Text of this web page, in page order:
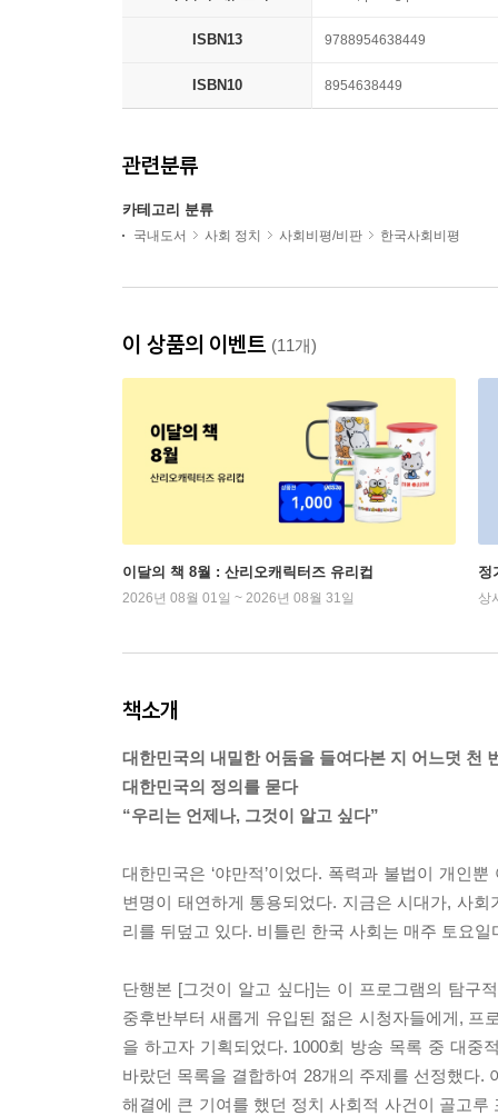
ISBN13 9788954638449
ISBN10 8954638449
관련분류
카테고리 분류
국내도서 사회 정치 사회비평/비판 한국사회비평
이 상품의 이벤트 (11개)
이달의 책 8월 : 산리오캐릭터즈 유리컵
2026년 08월 01일 ~ 2026년 08월 31일
정
상
책소개
대한민국의 내밀한 어둠을 들여다본 지 어느덧 천
대한민국의 정의를 묻다
“우리는 언제나, 그것이 알고 싶다”
대한민국은 ‘야만적’이었다. 폭력과 불법이 개인
변명이 태연하게 통용되었다. 지금은 시대가, 사
리를 뒤덮고 있다. 비틀린 한국 사회는 매주 토요
단행본 [그것이 알고 싶다]는 이 프로그램의 탐구
중후반부터 새롭게 유입된 젊은 시청자들에게, 프
을 하고자 기획되었다. 1000회 방송 목록 중 대중
바랐던 목록을 결합하여 28개의 주제를 선정했다.
해결에 큰 기여를 했던 정치 사회적 사건이 골고